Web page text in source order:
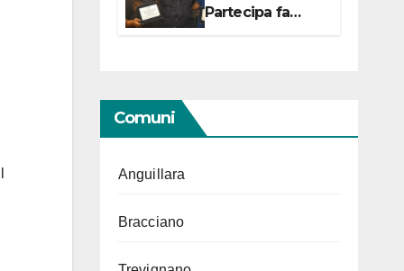
Partecipa fa
centro con due
Comuni
Anguillara
Bracciano